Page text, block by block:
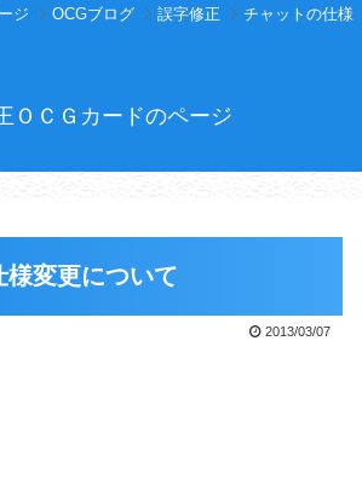
ジ OCGブログ 誤字修正
チャットの仕様
ＯＣＧカードのページ
様変更について
2013/03/07